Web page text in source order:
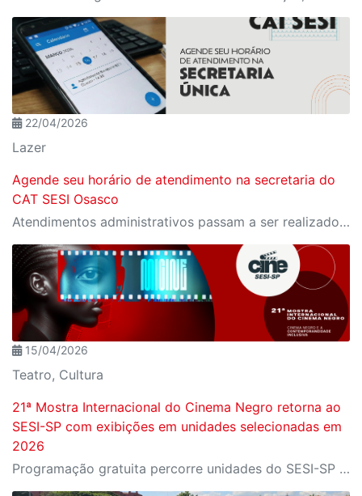
22/04/2026
Lazer
Agende seu horário de atendimento na secretaria do
CAT SESI Osasco
Atendimentos administrativos passam a ser realizados exclusivamente com horário marcado; pagamentos e entrega de atestados seguem sem necessidade de agendamento.
15/04/2026
Teatro, Cultura
21ª Mostra Internacional do Cinema Negro retorna ao
SESI-SP com exibições em unidades selecionadas em
2026
Programação gratuita percorre unidades do SESI-SP com filmes que destacam a representatividade do cinema negro contemporâneo